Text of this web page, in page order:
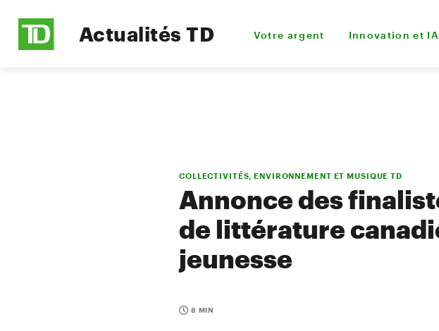
Actualités TD Votre argent Innovation et IA
COLLECTIVITÉS, ENVIRONNEMENT ET MUSIQUE TD
Annonce des
de littérature
jeunesse
8 MIN